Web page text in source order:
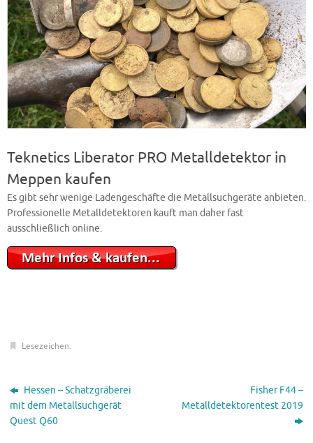
Teknetics Liberator PRO Metalldetektor in
Meppen kaufen
Es gibt sehr wenige Ladengeschäfte die Metallsuchgeräte anbieten.
Professionelle Metalldetektoren kauft man daher fast
ausschließlich online.
Lesezeichen.
Hessen – Schatzgräberei
mit dem Metallsuchgerät
Quest Q60
Fisher F44 –
Metalldetektorentest 2019